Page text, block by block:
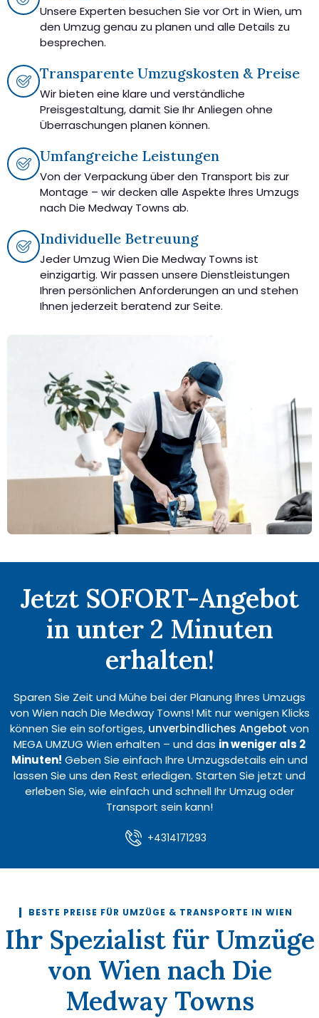
Unsere Experten besuchen Sie vor Ort in Wien, um
den Umzug genau zu planen und alle Details zu
besprechen.
Transparente Umzugskosten & Preise
Wir bieten eine klare und verständliche
Preisgestaltung, damit Sie Ihr Anliegen ohne
Überraschungen planen können.
Umfangreiche Leistungen
Von der Verpackung über den Transport bis zur
Montage – wir decken alle Aspekte Ihres Umzugs
nach Die Medway Towns ab.
Individuelle Betreuung
Jeder Umzug Wien Die Medway Towns ist
einzigartig. Wir passen unsere Dienstleistungen
Ihren persönlichen Anforderungen an und stehen
Ihnen jederzeit beratend zur Seite.
Jetzt SOFORT-Angebot
in unter 2 Minuten
erhalten!
Sparen Sie Zeit und Mühe bei der Planung Ihres Umzugs
von Wien nach Die Medway Towns! Mit nur wenigen Klicks
können Sie ein sofortiges, unverbindliches Angebot von
MEGA UMZUG Wien erhalten – und das in weniger als 2
Minuten! Geben Sie einfach Ihre Umzugsdetails ein und
lassen Sie uns den Rest erledigen. Starten Sie jetzt und
erleben Sie, wie einfach und schnell Ihr Umzug oder
Transport sein kann!
+4314171293
BESTE PREISE FÜR UMZÜGE & TRANSPORTE IN WIEN
Ihr Spezialist für Umzüge
von Wien nach Die
Medway Towns